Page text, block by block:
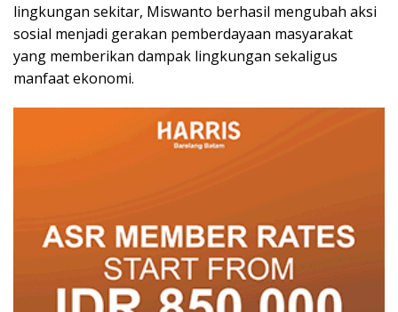
lingkungan sekitar, Miswanto berhasil mengubah aksi
sosial menjadi gerakan pemberdayaan masyarakat
yang memberikan dampak lingkungan sekaligus
manfaat ekonomi.